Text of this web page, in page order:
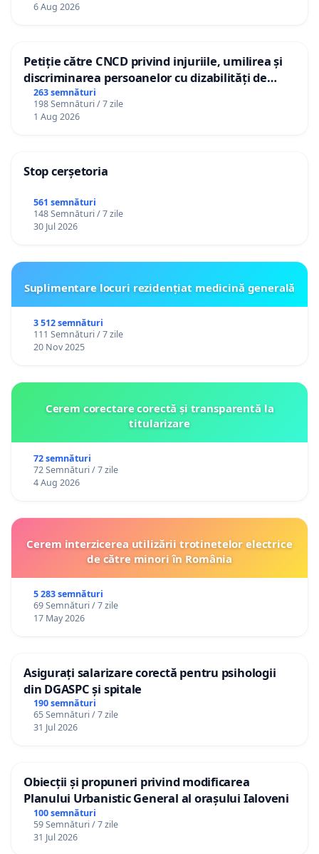
6 Aug 2026
Petiție către CNCD privind injuriile, umilirea și
discriminarea persoanelor cu dizabilități de
către utilizatorul TikTok „Gorici”
263 semnături
198 Semnături / 7 zile
1 Aug 2026
Stop cerșetoria
561 semnături
148 Semnături / 7 zile
30 Jul 2026
Suplimentare locuri rezidențiat medicină generală
3 512 semnături
111 Semnături / 7 zile
20 Nov 2025
Cerem corectare corectă și transparentă la
titularizare
72 semnături
72 Semnături / 7 zile
4 Aug 2026
Cerem interzicerea utilizării trotinetelor electrice
de către minori în România
5 283 semnături
69 Semnături / 7 zile
17 May 2026
Asigurați salarizare corectă pentru psihologii
din DGASPC și spitale
190 semnături
65 Semnături / 7 zile
31 Jul 2026
Obiecții și propuneri privind modificarea
Planului Urbanistic General al orașului Ialoveni
100 semnături
59 Semnături / 7 zile
31 Jul 2026